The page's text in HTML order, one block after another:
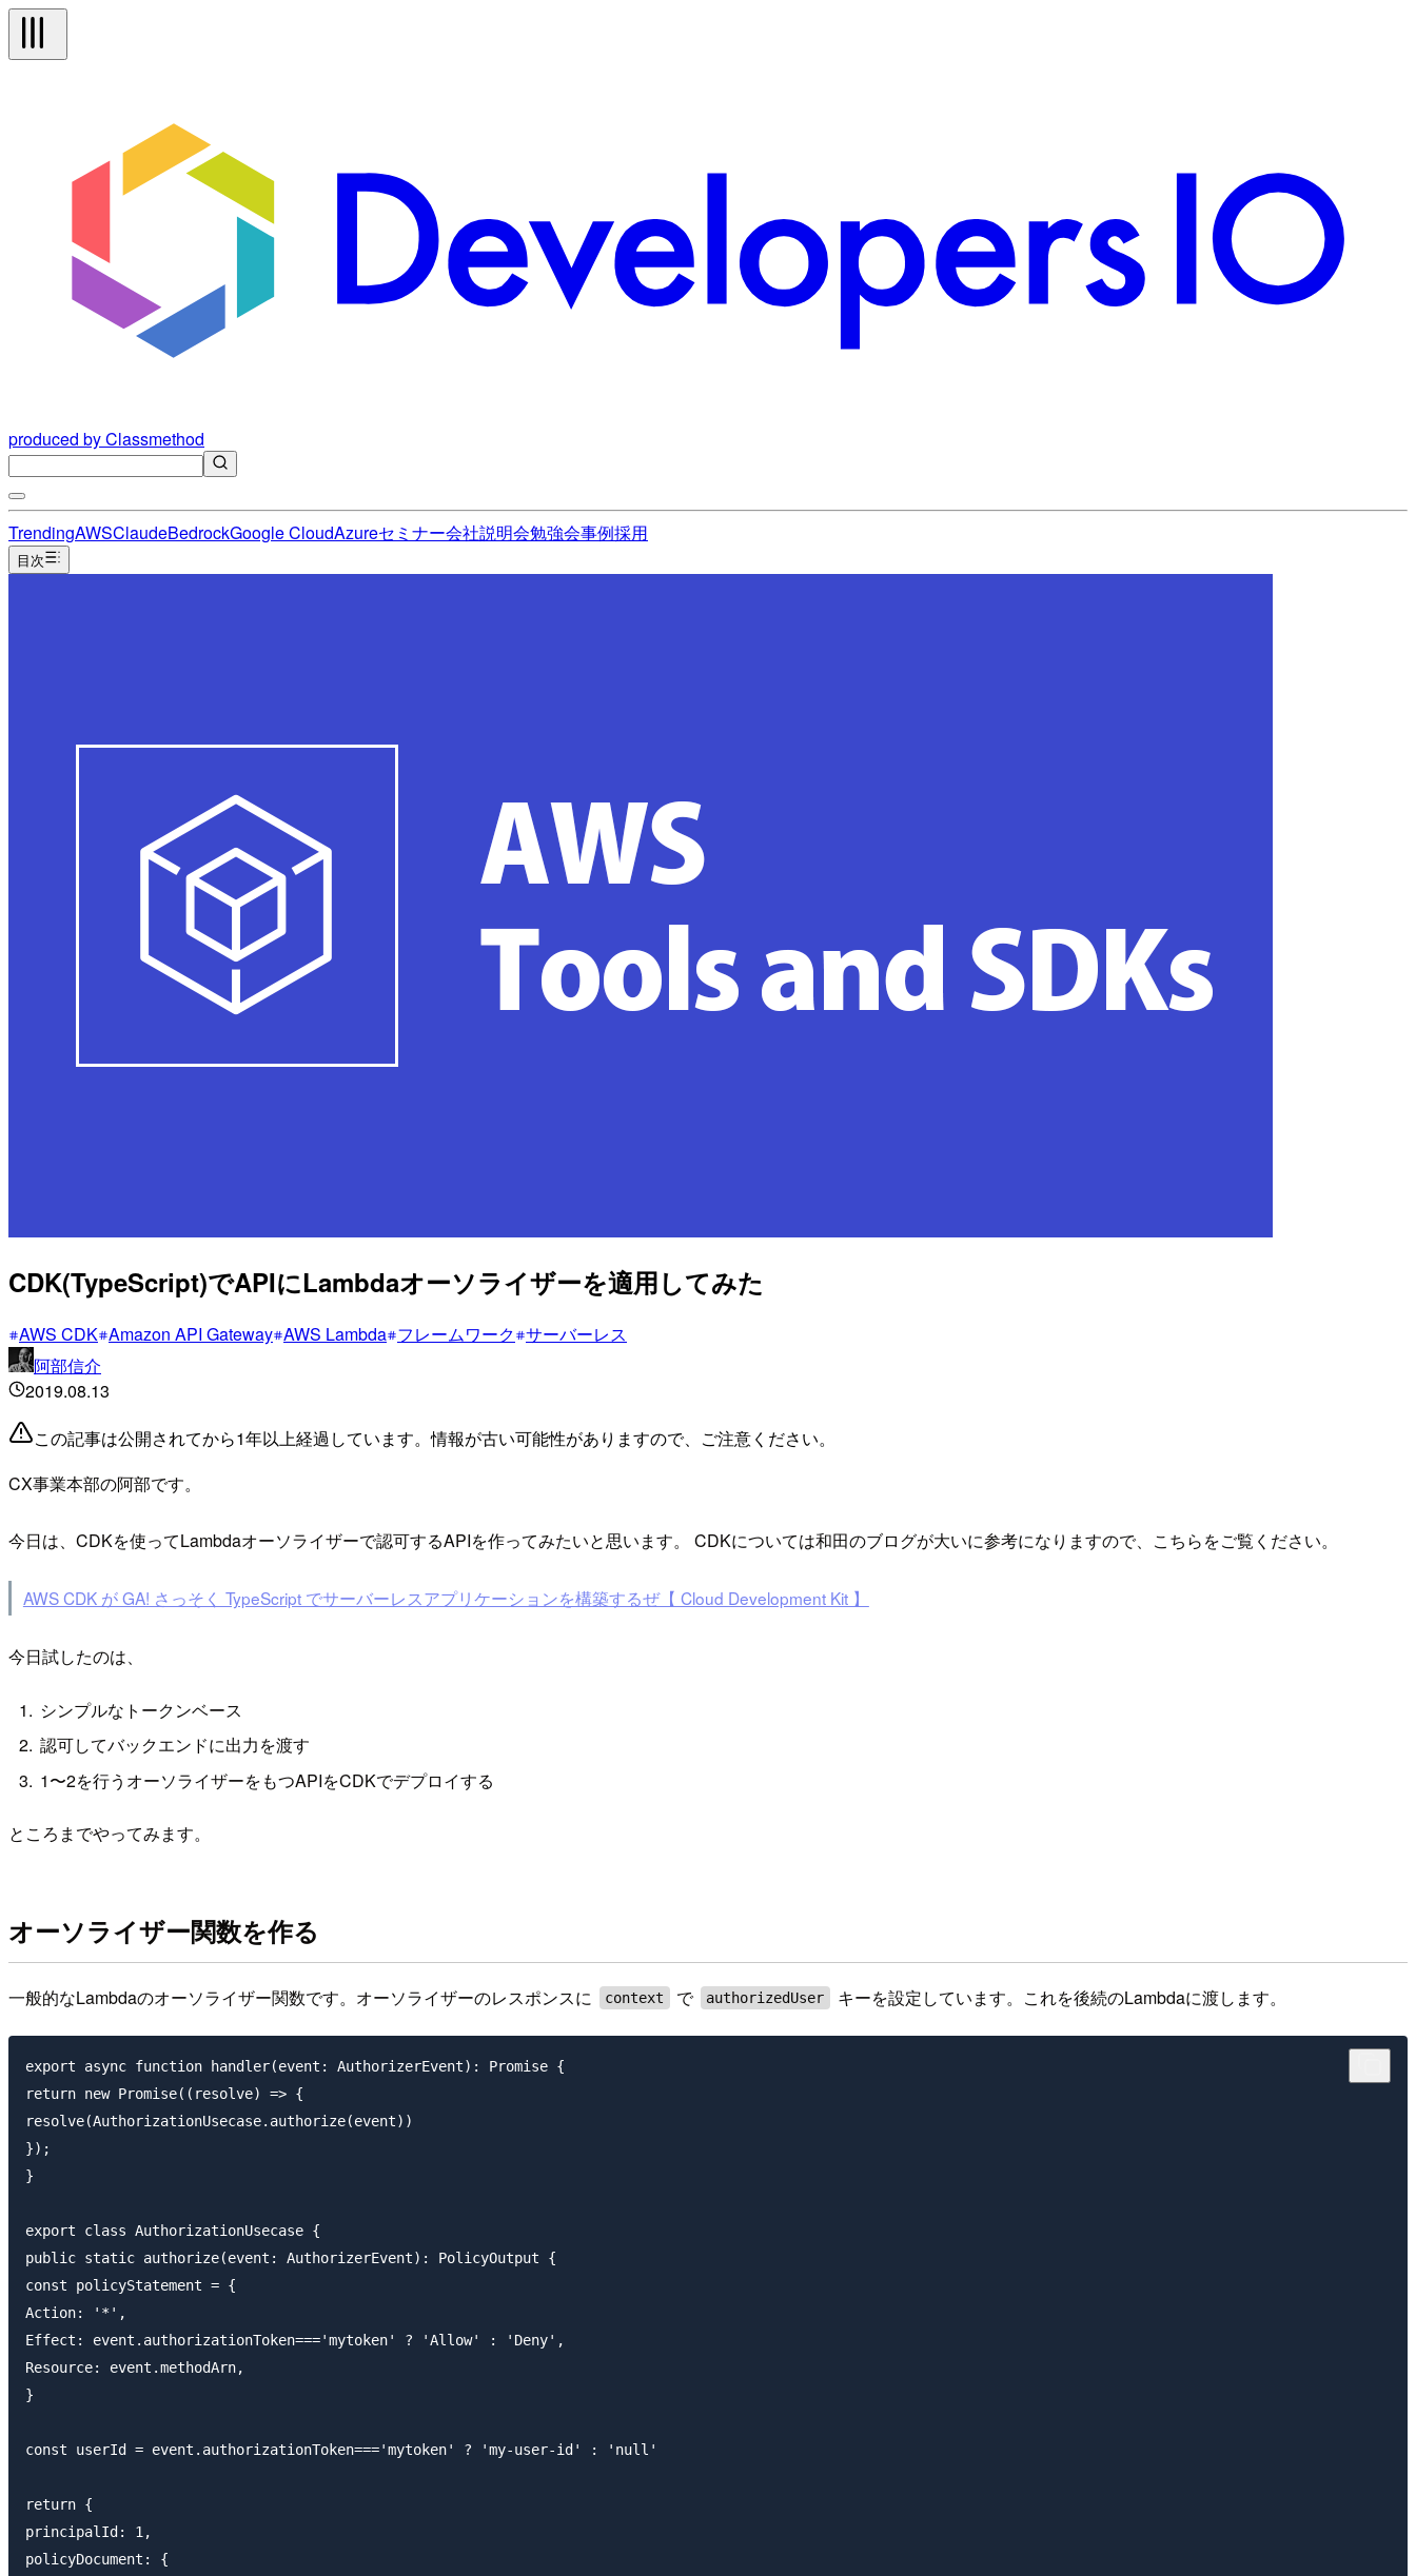
produced by Classmethod
TrendingAWSClaudeBedrockGoogle CloudAzureセミナー会社説明会勉強会事例採用
目次
CDK(TypeScript)でAPIにLambdaオーソライザーを適用してみた
AWS CDK Amazon API Gateway AWS Lambda フレームワーク サーバーレス
阿部信介
2019.08.13
この記事は公開されてから1年以上経過しています。情報が古い可能性がありますので、ご注意ください。
CX事業本部の阿部です。
今日は、CDKを使ってLambdaオーソライザーで認可するAPIを作ってみたいと思います。 CDKについては和田のブログが大いに参考になりますので、こちらをご覧ください。
AWS CDK が GA! さっそく TypeScript でサーバーレスアプリケーションを構築するぜ【 Cloud Development Kit 】
今日試したのは、
シンプルなトークンベース
認可してバックエンドに出力を渡す
1〜2を行うオーソライザーをもつAPIをCDKでデプロイする
ところまでやってみます。
オーソライザー関数を作る
一般的なLambdaのオーソライザー関数です。オーソライザーのレスポンスに context で authorizedUser キーを設定しています。これを後続のLambdaに渡します。
export async function handler(event: AuthorizerEvent): Promise {
return new Promise((resolve) => {
resolve(AuthorizationUsecase.authorize(event))
});
}
export class AuthorizationUsecase {
public static authorize(event: AuthorizerEvent): PolicyOutput {
const policyStatement = {
Action: '*',
Effect: event.authorizationToken==='mytoken' ? 'Allow' : 'Deny',
Resource: event.methodArn,
}
const userId = event.authorizationToken==='mytoken' ? 'my-user-id' : 'null'
return {
principalId: 1,
policyDocument: {